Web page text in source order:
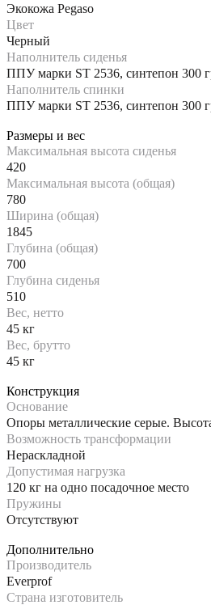
Экокожа Pegaso
Цвет
Черный
Наполнитель сиденья
ППУ марки ST 2536, синтепон 300
Наполнитель спинки
ППУ марки ST 2536, синтепон 300
Размеры и вес
Максимальная высота сиденья
420
Максимальная высота (общая)
780
Ширина (общая)
1845
Глубина (общая)
700
Глубина сиденья
510
Вес, нетто
45 кг
Вес, брутто
45 кг
Конструкция
Основание
Опоры металлические серые.
Возможность трансформации
Нераскладной
Допустимая нагрузка
120 кг на одно посадочное место
Пружины
Отсутствуют
Дополнительно
Производитель
Everprof
Страна изготовитель